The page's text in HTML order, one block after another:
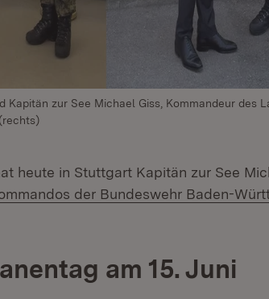
zur See Michael Giss, Kommandeur des
heute in Stuttgart Kapitän zur See
der Bundeswehr Baden-
am 15. Juni